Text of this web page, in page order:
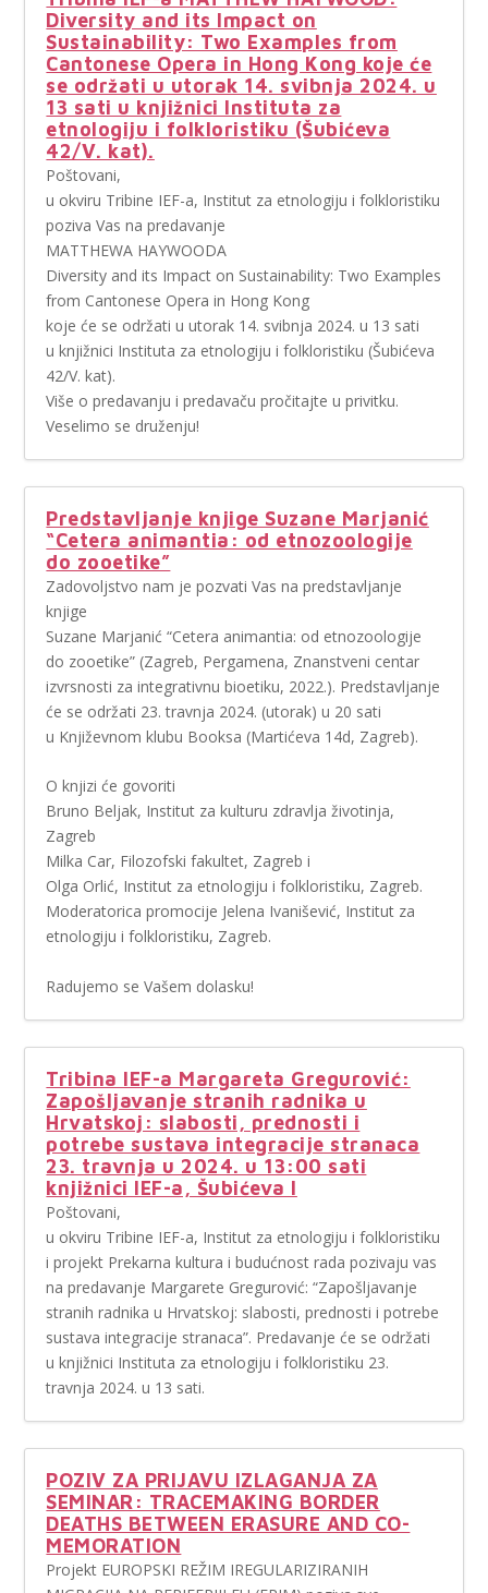
Diversity and its Impact on
Sustainability: Two Examples from
Cantonese Opera in Hong Kong koje će
se održati u utorak 14. svibnja 2024. u
13 sati u knjižnici Instituta za
etnologiju i folkloristiku (Šubićeva
42/V. kat).
Poštovani,
u okviru Tribine IEF-a, Institut za etnologiju i folkloristiku
poziva Vas na predavanje
MATTHEWA HAYWOODA
Diversity and its Impact on Sustainability: Two Examples
from Cantonese Opera in Hong Kong
koje će se održati u utorak 14. svibnja 2024. u 13 sati
u knjižnici Instituta za etnologiju i folkloristiku (Šubićeva
42/V. kat).
Više o predavanju i predavaču pročitajte u privitku.
Veselimo se druženju!
Predstavljanje knjige Suzane Marjanić
“Cetera animantia: od etnozoologije
do zooetike”
Zadovoljstvo nam je pozvati Vas na predstavljanje
knjige
Suzane Marjanić “Cetera animantia: od etnozoologije
do zooetike” (Zagreb, Pergamena, Znanstveni centar
izvrsnosti za integrativnu bioetiku, 2022.). Predstavljanje
će se održati 23. travnja 2024. (utorak) u 20 sati
u Književnom klubu Booksa (Martićeva 14d, Zagreb).
O knjizi će govoriti
Bruno Beljak, Institut za kulturu zdravlja životinja,
Zagreb
Milka Car, Filozofski fakultet, Zagreb i
Olga Orlić, Institut za etnologiju i folkloristiku, Zagreb.
Moderatorica promocije Jelena Ivanišević, Institut za
etnologiju i folkloristiku, Zagreb.
Radujemo se Vašem dolasku!
Tribina IEF-a Margareta Gregurović:
Zapošljavanje stranih radnika u
Hrvatskoj: slabosti, prednosti i
potrebe sustava integracije stranaca
23. travnja u 2024. u 13:00 sati
knjižnici IEF-a, Šubićeva I
Poštovani,
u okviru Tribine IEF-a, Institut za etnologiju i folkloristiku
i projekt Prekarna kultura i budućnost rada pozivaju vas
na predavanje Margarete Gregurović: “Zapošljavanje
stranih radnika u Hrvatskoj: slabosti, prednosti i potrebe
sustava integracije stranaca”. Predavanje će se održati
u knjižnici Instituta za etnologiju i folkloristiku 23.
travnja 2024. u 13 sati.
POZIV ZA PRIJAVU IZLAGANJA ZA
SEMINAR: TRACEMAKING BORDER
DEATHS BETWEEN ERASURE AND CO-
MEMORATION
Projekt EUROPSKI REŽIM IREGULARIZIRANIH